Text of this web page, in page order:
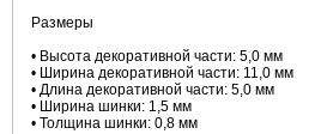
Размеры
• Высота декоративной части: 5,0 мм
• Ширина декоративной части: 11,0 мм
• Длина декоративной части: 5,0 мм
• Ширина шинки: 1,5 мм
• Толщина шинки: 0,8 мм